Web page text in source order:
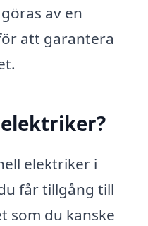
av en
att garantera
elektriker i
får tillgång till
som du kanske